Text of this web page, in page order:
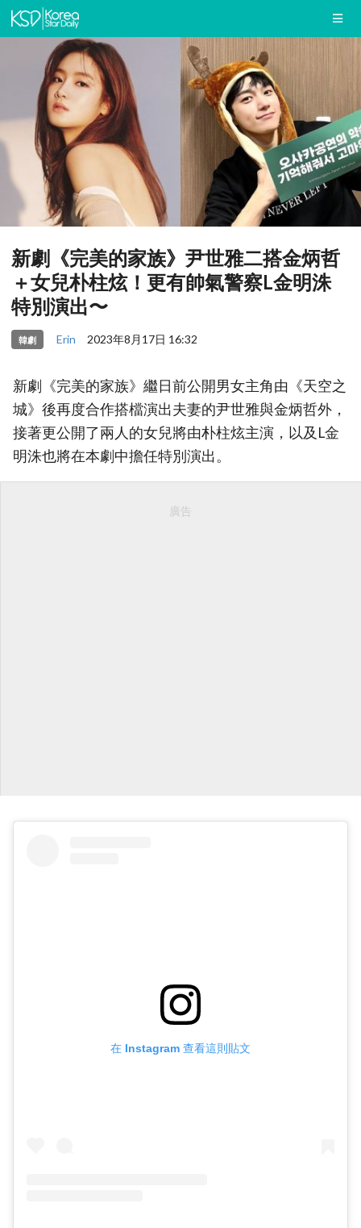
新劇《完美的家族》尹世雅二搭金炳哲
＋女兒朴柱炫！更有帥氣警察L金明洙
特別演出〜
韓劇 Erin 2023年8月17日 16:32
新劇《完美的家族》繼日前公開男女主角由《天空之
城》後再度合作搭檔演出夫妻的尹世雅與金炳哲外，
接著更公開了兩人的女兒將由朴柱炫主演，以及L金
明洙也將在本劇中擔任特別演出。
廣告
在 Instagram 查看這則貼文